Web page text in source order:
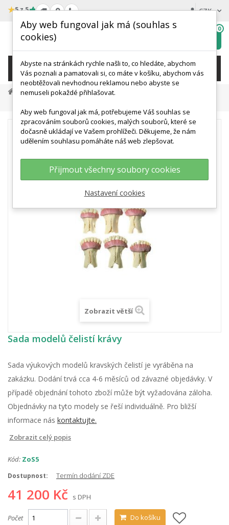
★5 z 5 CZK
wishlist
0
KATEGORIE
Veterinární Modely A Simulace
Zobrazit větší
Sada modelů čelistí krávy
Sada výukových modelů kravských čelistí je vyráběna na
zakázku. Dodání trvá cca 4-6 měsíců od závazné objedávky. V
případě objednání tohoto zboží může být vyžadována záloha.
Objednávky na tyto modely se řeší individuálně. Pro bližší
informace nás kontaktujte.
Zobrazit celý popis
Kód: ZoS5
Dostupnost: Termín dodání ZDE
41 200 Kč s DPH
Počet Do košíku
Aby web fungoval jak má (souhlas s
cookies)
Abyste na stránkách rychle našli to, co hledáte, abychom
Vás poznali a pamatovali si, co máte v košíku, abychom vás
neobtěžovali nevhodnou reklamou nebo abyste se
nemuseli pokaždé přihlašovat.
Aby web fungoval jak má, potřebujeme Váš souhlas se
zpracováním souborů cookies, malých souborů, které se
dočasně ukládají ve Vašem prohlížeči. Děkujeme, že nám
udělením souhlasu pomáháte náš web zlepšovat.
Přijmout všechny soubory cookies
Nastavení cookies